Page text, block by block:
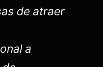
de atraer
a